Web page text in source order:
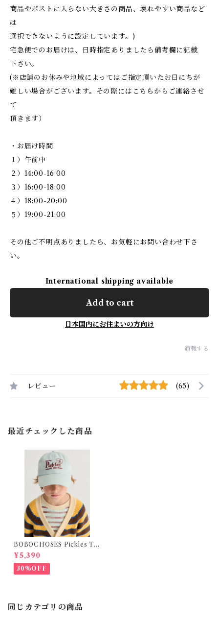
商品やポストに入らない大きさの商品、壊れやすい商品など
は
選択できないように設定しています。)
宅急便でのお届けは、日時指定ありましたら備考欄に記載
下さい。
(※店舗のお休みや地域によってはご指定頂いたお日にちが
難しい場合がございます。その際にはこちらからご連絡させ
て
頂きます）
・お届け時間
１）午前中
２）14:00-16:00
３）16:00-18:00
４）18:00-20:00
５）19:00-21:00
その他ご不明点ありましたら、お気軽にお問い合わせ下さ
い。
International shipping available
Add to cart
日本国内にお住まいの方向け
通報する
レビュー (65)
最近チェックした商品
BOBOCHOSES Pickles Th
e dog denim cap / 52,54
¥5,390
30%OFF
同じカテゴリの商品